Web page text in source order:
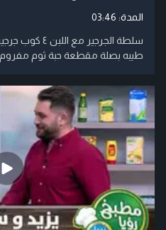
المدة: 03:46
سلطة الجرجير
طيبه بصلة مقطعة حبة ثوم مفروم